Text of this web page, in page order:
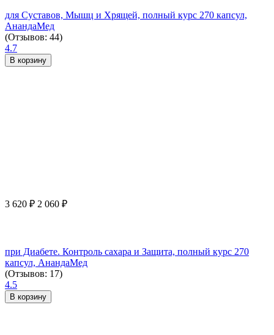
для Суставов, Мышц и Хрящей, полный курс 270 капсул,
АнандаМед
(Отзывов: 44)
4.7
В корзину
3 620 ₽ 2 060 ₽
при Диабете. Контроль сахара и Защита, полный курс 270
капсул, АнандаМед
(Отзывов: 17)
4.5
В корзину